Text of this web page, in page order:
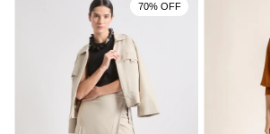
70% OFF